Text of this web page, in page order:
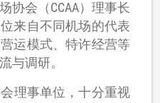
协会（CCAA）理事长
来自不同机场的代表
运模式、特许经营等
与调研。
会理事单位，十分重视